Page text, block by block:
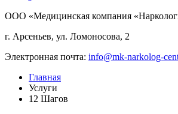
ООО «Медицинская компания
г. Арсеньев, ул. Ломоносова, 2
Электронная почта: info@mk-narkolog-
Главная
Услуги
12 Шагов